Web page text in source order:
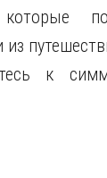
к